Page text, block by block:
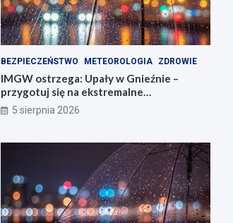
BEZPIECZEŃSTWO METEOROLOGIA ZDROWIE
IMGW ostrzega: Upały w Gnieźnie –
przygotuj się na ekstremalne
temperatury!
5 sierpnia 2026